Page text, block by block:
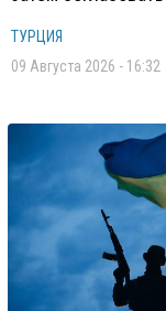
ТУРЦИЯ
09 Августа 2026 - 16:32